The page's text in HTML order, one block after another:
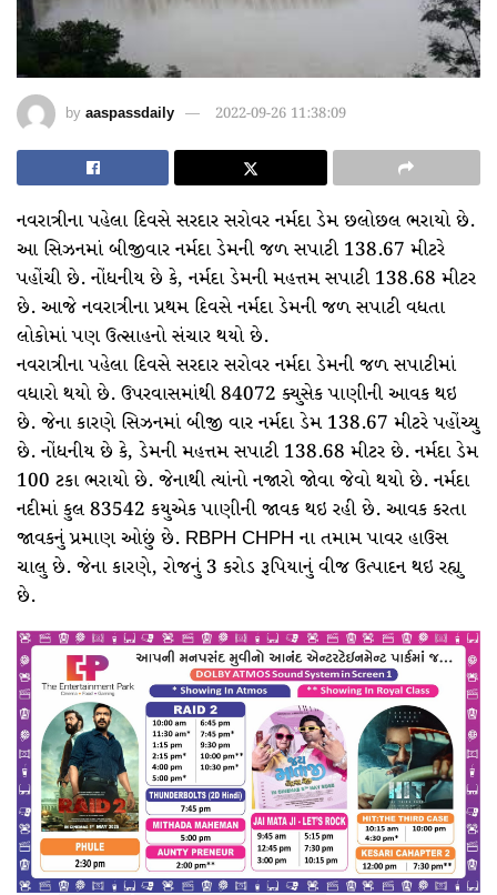
by aaspassdaily 2022-09-26 11:38:09
નવરાત્રીના પહેલા દિવસે સરદાર સરોવર નર્મદા ડેમ છલોછલ ભરાયો છે.
આ સિઝનમાં બીજીવાર નર્મદા ડેમની જળ સપાટી 138.67 મીટરે
પહોંચી છે. નોંધનીય છે કે, નર્મદા ડેમની મહત્તમ સપાટી 138.68 મીટર
છે. આજે નવરાત્રીના પ્રથમ દિવસે નર્મદા ડેમની જળ સપાટી વધતા
લોકોમાં પણ ઉત્સાહનો સંચાર થયો છે.
નવરાત્રીના પહેલા દિવસે સરદાર સરોવર નર્મદા ડેમની જળ સપાટીમાં
વધારો થયો છે. ઉપરવાસમાંથી 84072 ક્યુસેક પાણીની આવક થઇ
છે. જેના કારણે સિઝનમાં બીજી વાર નર્મદા ડેમ 138.67 મીટરે પહોંચ્યુ
છે. નોંધનીય છે કે, ડેમની મહત્તમ સપાટી 138.68 મીટર છે. નર્મદા ડેમ
100 ટકા ભરાયો છે. જેનાથી ત્યાંનો નજારો જોવા જેવો થયો છે. નર્મદા
નદીમાં કુલ 83542 કયુએક પાણીની જાવક થઇ રહી છે. આવક કરતા
જાવકનું પ્રમાણ ઓછું છે. RBPH CHPH ના તમામ પાવર હાઉસ
ચાલુ છે. જેના કારણે, રોજનું 3 કરોડ રૂપિયાનું વીજ ઉત્પાદન થઇ રહ્યુ
છે.